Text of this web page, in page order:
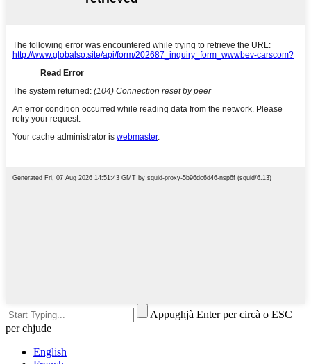
Appughjà Enter per circà o ESC
per chjude
English